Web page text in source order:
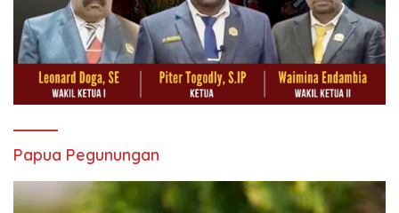
Papua Pegunungan